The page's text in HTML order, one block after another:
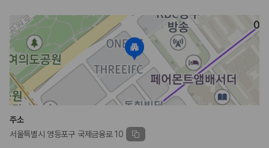
제주렌트카 최저가는 차량 기본요금만으로 판단하기 어렵습니다. 보험 포
함 여부, 면책금, 보상 한도, 옵션 비용, 취소 수수료를 함께 확인해야 실제
로 저렴한 차량을 고를 수 있습니다.
2. 보험 조건은 가격만큼 중요합니다
완전자차와 슈퍼자차는 업체별 보장 범위가 다를 수 있습니다. 카모아에서
는 제주 렌트카 가격과 함께 보험 조건을 비교해 여행 스타일에 맞는 보장
수준을 선택할 수 있습니다.
3. 제주공항 접근성과 셔틀 조건을 함께 확인하세요
주소
서울특별시 영등포구 국제금융로 10